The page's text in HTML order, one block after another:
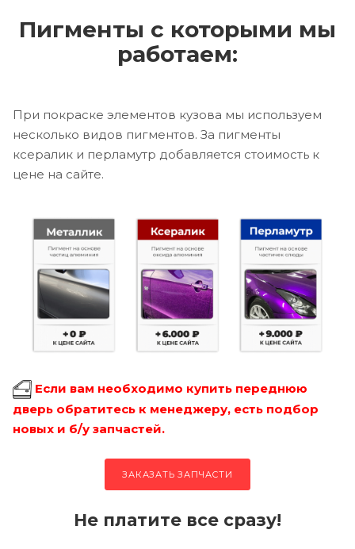
Пигменты с которыми мы
работаем:
При покраске элементов кузова мы используем
несколько видов пигментов. За пигменты
ксералик и перламутр добавляется стоимость к
цене на сайте.
Если вам необходимо купить переднюю
дверь обратитесь к менеджеру, есть подбор
новых и б/у запчастей.
ЗАКАЗАТЬ ЗАПЧАСТИ
Не платите все сразу!